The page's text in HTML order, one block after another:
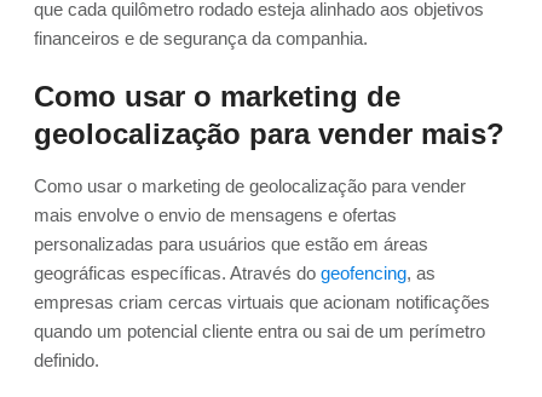
que cada quilômetro rodado esteja alinhado aos objetivos
financeiros e de segurança da companhia.
Como usar o marketing de
geolocalização para vender mais?
Como usar o marketing de geolocalização para vender
mais envolve o envio de mensagens e ofertas
personalizadas para usuários que estão em áreas
geográficas específicas. Através do geofencing, as
empresas criam cercas virtuais que acionam notificações
quando um potencial cliente entra ou sai de um perímetro
definido.